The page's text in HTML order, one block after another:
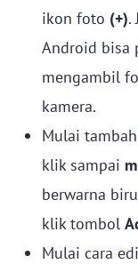
ikon foto (+).
Android bisa
mengambil
kamera.
Mulai
klik sampai
berwarna
klik tombol
Mulai cara